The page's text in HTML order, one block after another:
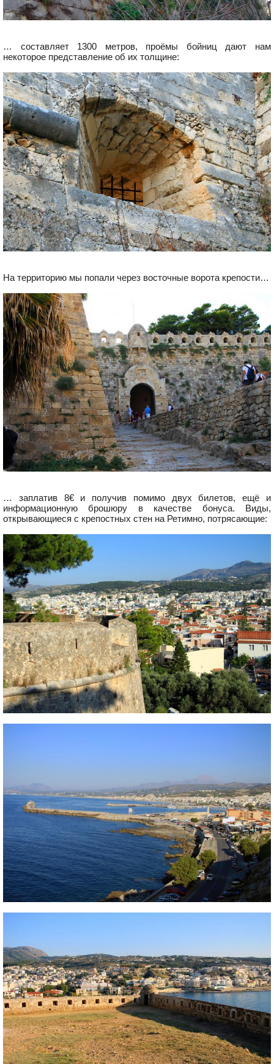
… составляет 1300 метров, проёмы бойниц дают нам
некоторое представление об их толщине:
На территорию мы попали через восточные ворота крепости…
… заплатив 8€ и получив помимо двух билетов, ещё и
информационную брошюру в качестве бонуса. Виды,
открывающиеся с крепостных стен на Ретимно, потрясающие: